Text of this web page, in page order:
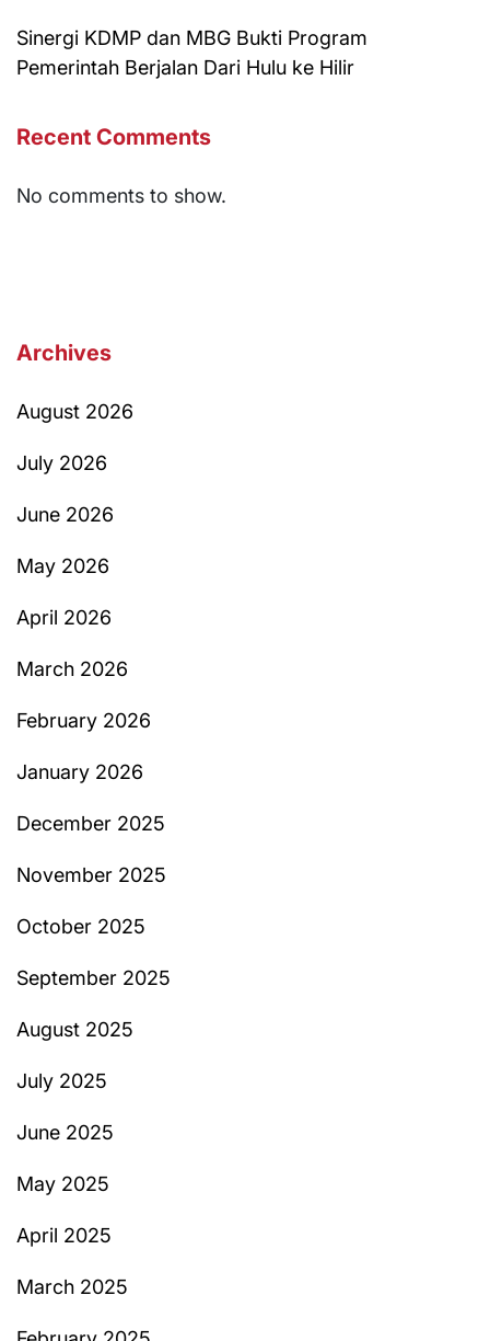
Sinergi KDMP dan MBG Bukti Program
Pemerintah Berjalan Dari Hulu ke Hilir
Recent Comments
No comments to show.
Archives
August 2026
July 2026
June 2026
May 2026
April 2026
March 2026
February 2026
January 2026
December 2025
November 2025
October 2025
September 2025
August 2025
July 2025
June 2025
May 2025
April 2025
March 2025